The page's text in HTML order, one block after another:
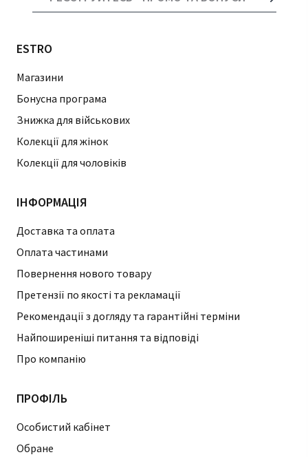
ESTRO
Магазини
Бонусна програма
Знижка для військових
Колекції для жінок
Колекції для чоловіків
ІНФОРМАЦІЯ
Доставка та оплата
Оплата частинами
Повернення нового товару
Претензії по якості та рекламації
Рекомендації з догляду та гарантійні терміни
Найпоширеніші питання та відповіді
Про компанію
ПРОФІЛЬ
Особистий кабінет
Обране